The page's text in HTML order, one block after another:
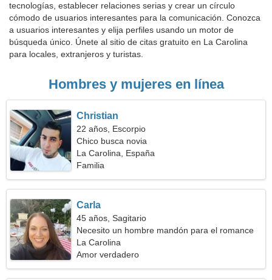
tecnologías, establecer relaciones serias y crear un círculo
cómodo de usuarios interesantes para la comunicación. Conozca
a usuarios interesantes y elija perfiles usando un motor de
búsqueda único. Únete al sitio de citas gratuito en La Carolina
para locales, extranjeros y turistas.
Hombres y mujeres en línea
Christian
22 años, Escorpio
Chico busca novia
La Carolina, España
Familia
Carla
45 años, Sagitario
Necesito un hombre mandón para el romance
La Carolina
Amor verdadero